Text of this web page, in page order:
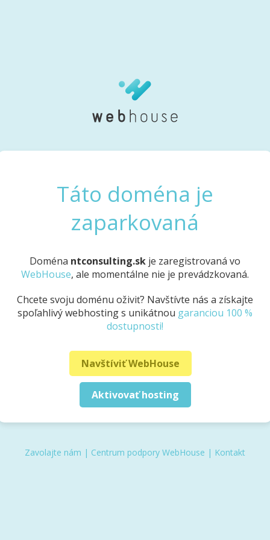
Táto doména je
zaparkovaná
Doména ntconsulting.sk je zaregistrovaná vo
WebHouse, ale momentálne nie je prevádzkovaná.
Chcete svoju doménu oživiť? Navštívte nás a získajte
spoľahlivý webhosting s unikátnou garanciou 100 %
dostupnosti!
Navštíviť WebHouse
Aktivovať hosting
Zavolajte nám | Centrum podpory WebHouse | Kontakt